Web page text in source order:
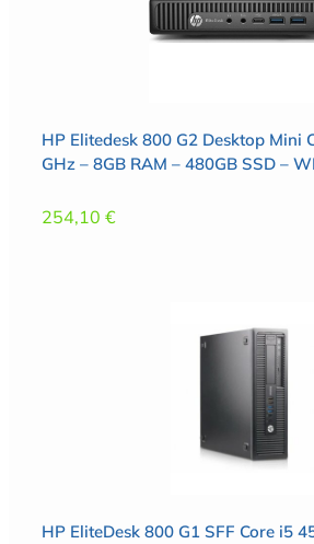
HP Elitedesk 800 G2 Desktop Mini
GHz – 8GB RAM – 480GB SSD –
254,10 €
HP EliteDesk 800 G1 SFF Core i5